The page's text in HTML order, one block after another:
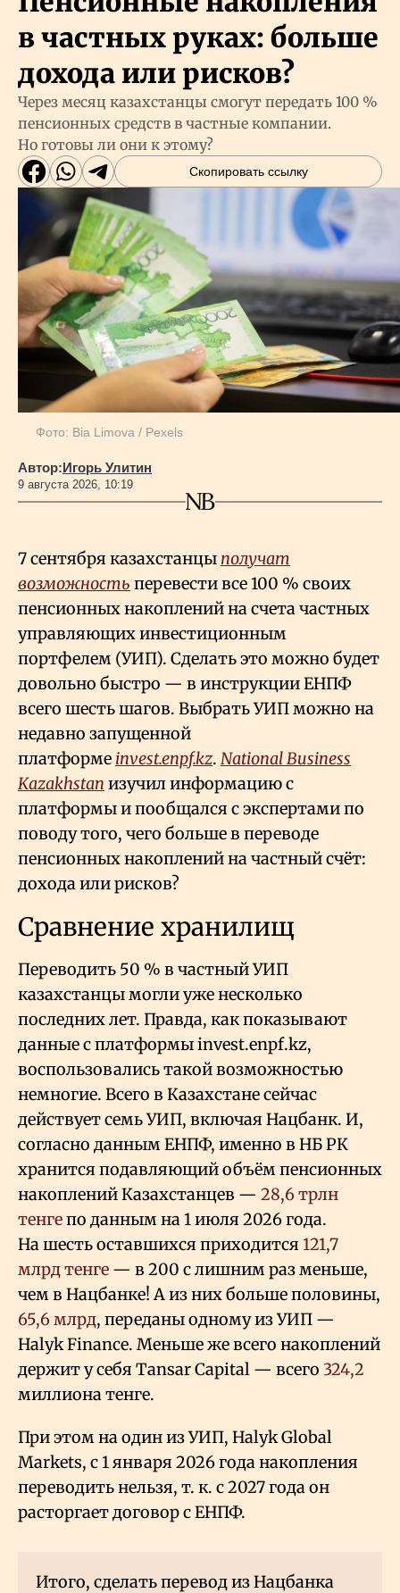
в частных руках: больше
дохода или рисков?
Через месяц казахстанцы смогут передать 100 %
пенсионных средств в частные компании.
Но готовы ли они к этому?
Скопировать ссылку
Фото: Bia Limova / Pexels
Автор:Игорь Улитин
9 августа 2026, 10:19
7 сентября казахстанцы получат
возможность перевести все 100 % своих
пенсионных накоплений на счета частных
управляющих инвестиционным
портфелем (УИП). Сделать это можно будет
довольно быстро — в инструкции ЕНПФ
всего шесть шагов. Выбрать УИП можно на
недавно запущенной
платформе invest.enpf.kz. National Business
Kazakhstan изучил информацию с
платформы и пообщался с экспертами по
поводу того, чего больше в переводе
пенсионных накоплений на частный счёт:
дохода или рисков?
Сравнение хранилищ
Переводить 50 % в частный УИП
казахстанцы могли уже несколько
последних лет. Правда, как показывают
данные с платформы invest.enpf.kz,
воспользовались такой возможностью
немногие. Всего в Казахстане сейчас
действует семь УИП, включая Нацбанк. И,
согласно данным ЕНПФ, именно в НБ РК
хранится подавляющий объём пенсионных
накоплений Казахстанцев — 28,6 трлн
тенгепо данным на 1 июля 2026 года.
На шесть оставшихся приходится 121,7
млрд тенге — в 200 с лишним раз меньше,
чем в Нацбанке! А из них больше половины,
65,6 млрд, переданы одному из УИП —
Halyk Finance. Меньше же всего накоплений
держит у себя Tansar Capital — всего 324,2
миллиона тенге.
При этом на один из УИП, Halyk Global
Markets, с 1 января 2026 года накопления
переводить нельзя, т. к. с 2027 года он
расторгает договор с ЕНПФ.
Итого, сделать перевод из Нацбанка